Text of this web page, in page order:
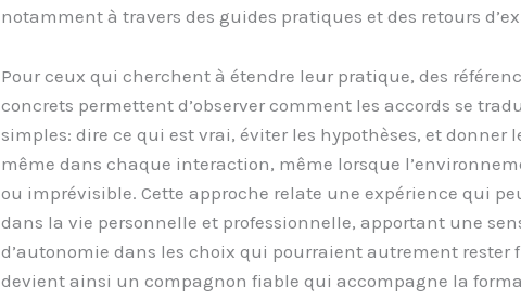
notamment à travers des guides pratiques et des retours
Pour ceux qui cherchent à étendre leur pratique, des
concrets permettent d’observer comment les accords se
simples: dire ce qui est vrai, éviter les hypothèses, et donner
même dans chaque interaction, même lorsque
ou imprévisible. Cette approche relate une expérience qui
dans la vie personnelle et professionnelle, apportant une
d’autonomie dans les choix qui pourraient autrement rester
devient ainsi un compagnon fiable qui accompagne la